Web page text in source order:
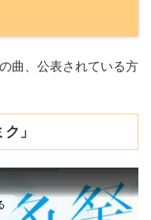
曲、公表されている方
」